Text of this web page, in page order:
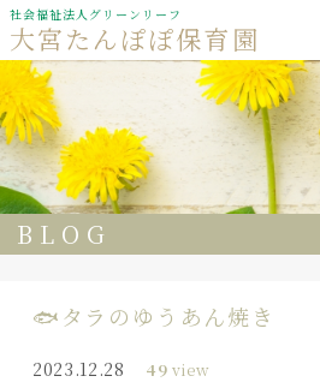
社会福祉法人グリーンリーフ
大宮たんぽぽ保育園
BLOG
🐟タラのゆうあん焼き
2023.12.28 49 view